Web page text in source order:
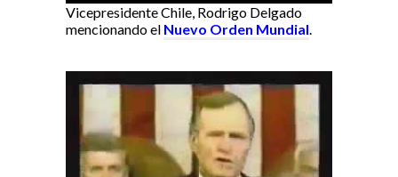
Vicepresidente Chile, Rodrigo Delgado
mencionando el Nuevo Orden Mundial.